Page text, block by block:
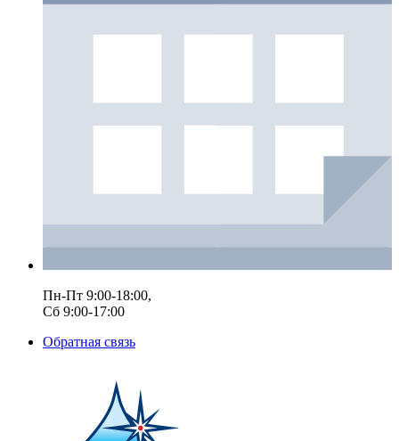
Пн-Пт 9:00-18:00,
Сб 9:00-17:00
Обратная связь